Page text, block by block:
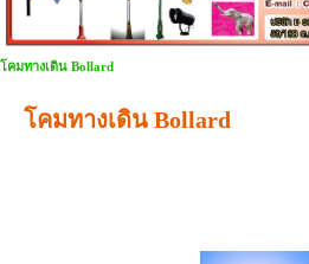
โคมทางเดิน Bollard
โคมทางเดิน Bollard